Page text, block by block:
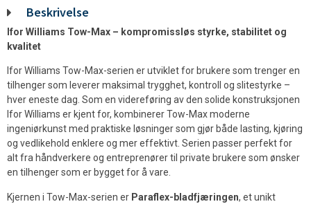
Beskrivelse
Ifor Williams Tow-Max – kompromissløs styrke, stabilitet og
kvalitet
Ifor Williams Tow-Max-serien er utviklet for brukere som trenger en
tilhenger som leverer maksimal trygghet, kontroll og slitestyrke –
hver eneste dag. Som en videreføring av den solide konstruksjonen
Ifor Williams er kjent for, kombinerer Tow-Max moderne
ingeniørkunst med praktiske løsninger som gjør både lasting, kjøring
og vedlikehold enklere og mer effektivt. Serien passer perfekt for
alt fra håndverkere og entreprenører til private brukere som ønsker
en tilhenger som er bygget for å vare.
Kjernen i Tow-Max-serien er Paraflex-bladfjæringen, et unikt